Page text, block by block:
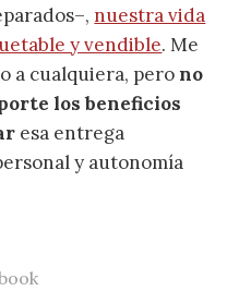
nuestra vida
y vendible. Me
a cualquiera, perono
los beneficios
esa entrega
y autonomía